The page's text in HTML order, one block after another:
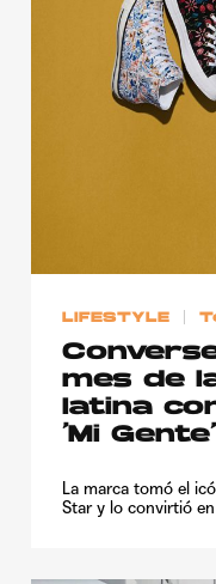
LIFESTYLE
mes de
latina
‘Mi Gente’
La marca tomó el
Star y lo convirtió